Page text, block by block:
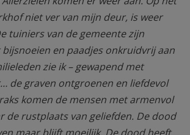
niet ver van mijn deur, is weer
tuiniers van de gemeente zijn
bijsnoeien en paadjes onkruidvrij aan
zie ik – gewapend met
de graven ontgroenen en liefdevol
komen de mensen met armenvol
de rustplaats van geliefden. De dood